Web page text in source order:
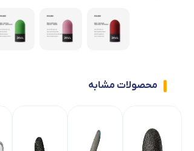
محصولات مشابه